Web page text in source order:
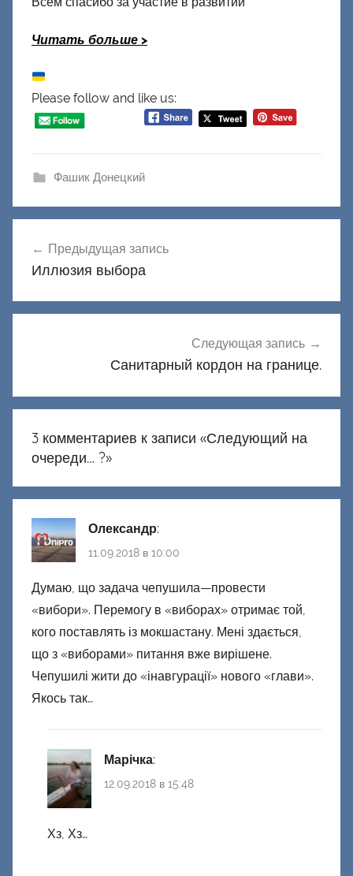
Читать больше >
Please follow and like us:
Фашик Донецкий
по
Предыдущая запись
Иллюзия выбора
Следующая запись
Санитарный кордон на границе.
3 комментариев к записи «Следующий на
очереди… ?»
Олександр:
11.09.2018 в 10:00
Думаю, що задача чепушила—провести
«вибори». Перемогу в «виборах» отримає той,
кого поставлять із мокшастану. Мені здається,
що з «виборами» питання вже вирішене.
Чепушилі жити до «інавгурації» нового «глави».
Якось так…
Марічка:
12.09.2018 в 15:48
Хз, Хз…